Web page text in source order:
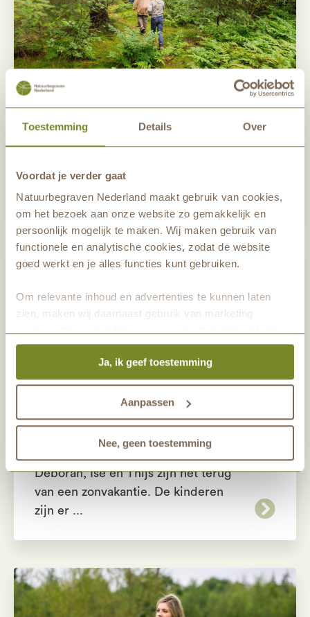
Toestemming Details Over
Voordat je verder gaat
Natuurbegraven Nederland maakt gebruik van cookies,
om het bezoek aan onze website zo gemakkelijk en
persoonlijk mogelijk te maken. Wij maken gebruik van
functionele en analytische cookies, zodat de website
goed werkt en je alles functies kunt gebruiken.
Om relevante inhoud en advertenties te kunnen laten
zien, maken wij daarnaast gebruik van marketing
altijd mogelijk om je toestemming te veranderen. Alle
marketingprestaties worden geanalyseerd, zodat we
onze gasten nog beter kunnen helpen. Wil je meer weten
over het gebruik van cookies? Bekijk dan de andere
Ja, ik geef toestemming
Aanpassen
Nee, geen toestemming
Kelly
Verscholen in de bossen ligt de plek
van Stef Kanters, dicht bij het
Deborah, Ise en Thijs
Deborah, Ise en Thijs zijn net terug
van een zonvakantie. De kinderen
zijn er ...